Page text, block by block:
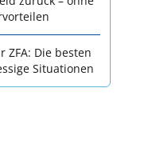
Die besten
Situationen